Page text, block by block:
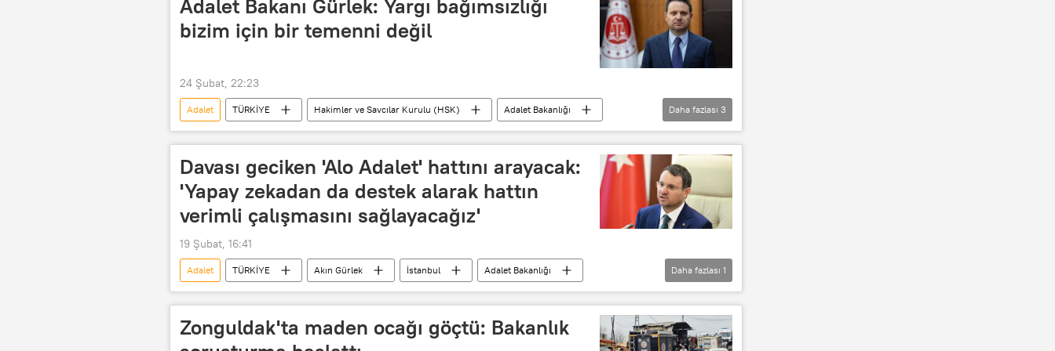
Adalet Bakanı Gürlek: Yargı bağımsızlığı
bizim için bir temenni değil
24 Şubat, 22:23
Adalet TÜRKİYE Hakimler ve Savcılar Kurulu (HSK)
Adalet Bakanlığı
Adalet bakanı
Türkiye Adalet Bakanlığı Akın Gürlek
Daha fazlası 3
Davası geciken 'Alo Adalet' hattını arayacak:
'Yapay zekadan da destek alarak hattın
verimli çalışmasını sağlayacağız'
19 Şubat, 16:41
Adalet TÜRKİYE Akın Gürlek İstanbul
Adalet Bakanlığı
Adalet bakanı
Daha fazlası 1
Zonguldak'ta maden ocağı göçtü: Bakanlık